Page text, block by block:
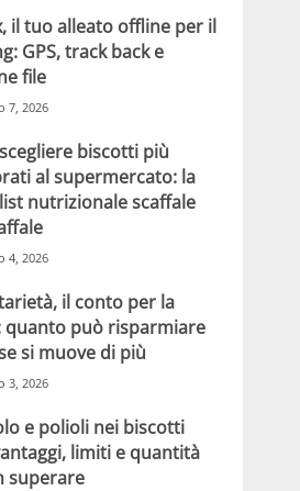
il tuo alleato offline per il
GPS, track back e
file
7, 2026
biscotti più
al supermercato: la
nutrizionale scaffale
4, 2026
il conto per la
quanto può risparmiare
si muove di più
3, 2026
e polioli nei biscotti
limiti e quantità
superare